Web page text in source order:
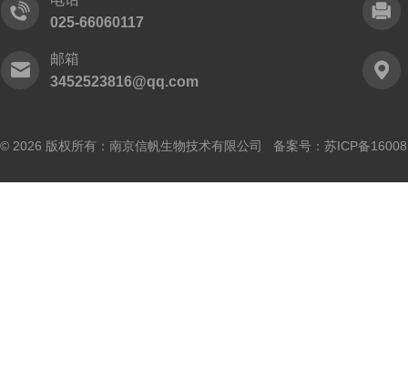
025-66060117
邮箱
3452523816@qq.com
© 2026 版权所有：南京信帆生物技术有限公司 备案号： 苏ICP备